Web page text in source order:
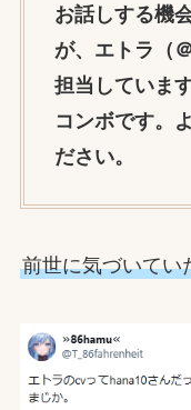
お話しする機
が、エトラ（
担当していま
コンボです。
ださい。
前世に気づいてい